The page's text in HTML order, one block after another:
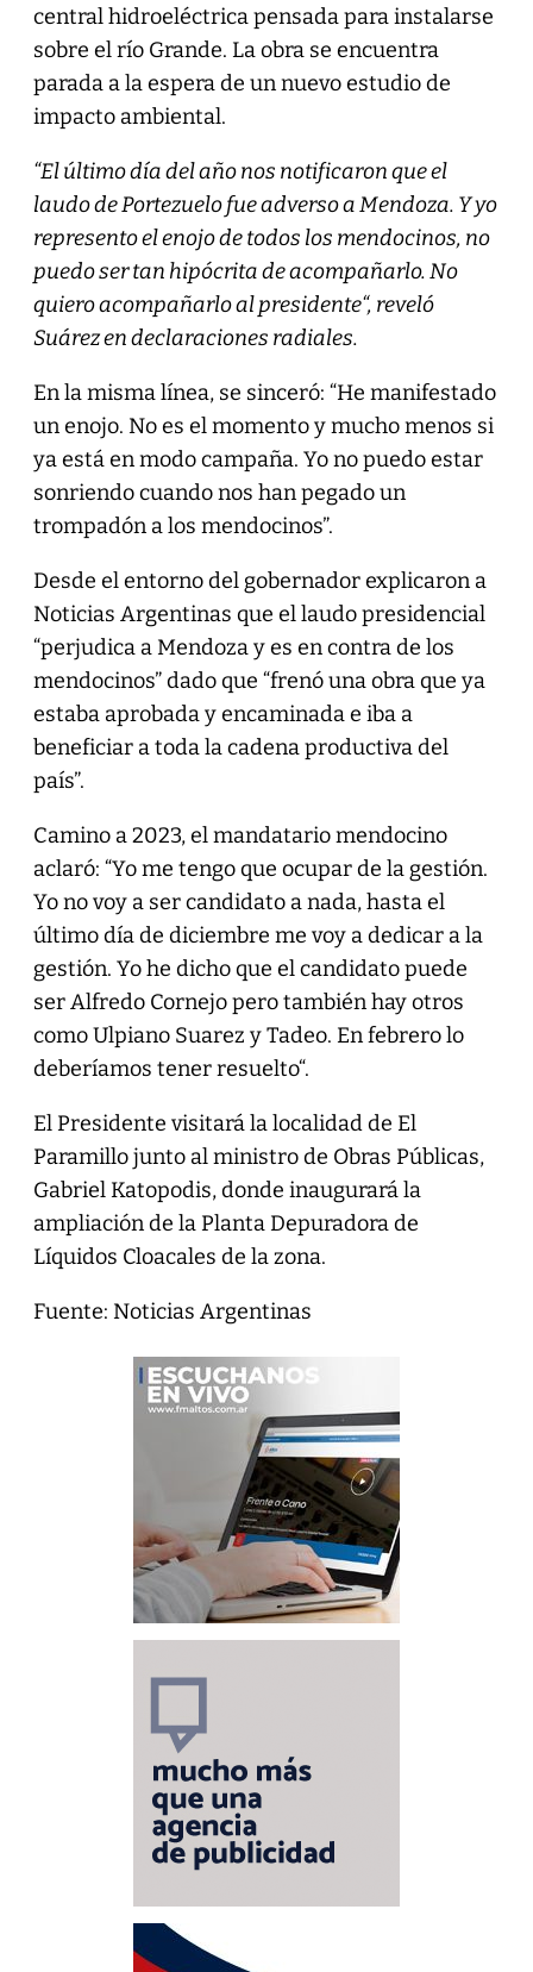
central hidroeléctrica pensada para instalarse
sobre el río Grande. La obra se encuentra
parada a la espera de un nuevo estudio de
impacto ambiental.
“El último día del año nos notificaron que el
laudo de Portezuelo fue adverso a Mendoza. Y yo
represento el enojo de todos los mendocinos, no
puedo ser tan hipócrita de acompañarlo. No
quiero acompañarlo al presidente“, reveló
Suárez en declaraciones radiales.
En la misma línea, se sinceró: “He manifestado
un enojo. No es el momento y mucho menos si
ya está en modo campaña. Yo no puedo estar
sonriendo cuando nos han pegado un
trompadón a los mendocinos”.
Desde el entorno del gobernador explicaron a
Noticias Argentinas que el laudo presidencial
“perjudica a Mendoza y es en contra de los
mendocinos” dado que “frenó una obra que ya
estaba aprobada y encaminada e iba a
beneficiar a toda la cadena productiva del
país”.
Camino a 2023, el mandatario mendocino
aclaró: “Yo me tengo que ocupar de la gestión.
Yo no voy a ser candidato a nada, hasta el
último día de diciembre me voy a dedicar a la
gestión. Yo he dicho que el candidato puede
ser Alfredo Cornejo pero también hay otros
como Ulpiano Suarez y Tadeo. En febrero lo
deberíamos tener resuelto“.
El Presidente visitará la localidad de El
Paramillo junto al ministro de Obras Públicas,
Gabriel Katopodis, donde inaugurará la
ampliación de la Planta Depuradora de
Líquidos Cloacales de la zona.
Fuente: Noticias Argentinas